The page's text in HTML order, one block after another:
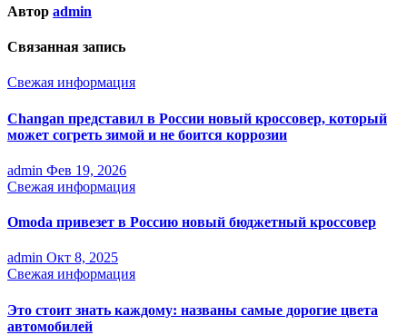
Автор admin
Связанная запись
Свежая информация
Changan представил в России новый кроссовер, который
может согреть зимой и не боится коррозии
admin Фев 19, 2026
Свежая информация
Omoda привезет в Россию новый бюджетный кроссовер
admin Окт 8, 2025
Свежая информация
Это стоит знать каждому: названы самые дорогие цвета
автомобилей